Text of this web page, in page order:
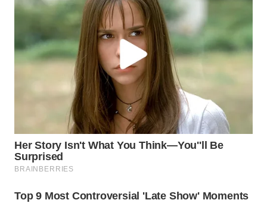
LESUNG
KARO
SIMALUNGUN
WN
TENGAH